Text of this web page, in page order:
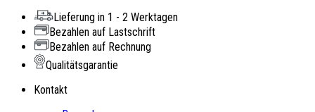
Lieferung in 1 - 2 Werktagen
Bezahlen auf Lastschrift
Bezahlen auf Rechnung
Qualitätsgarantie
Kontakt